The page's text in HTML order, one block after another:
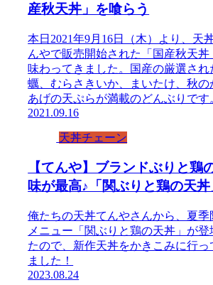
産秋天丼」を喰らう
本日2021年9月16日（木）より、天
んやで販売開始された「国産秋天丼
味わってきました。国産の厳選され
蠣、むらさきいか、まいたけ、秋の
あげの天ぷらが満載のどんぶりです
2021.09.16
天丼チェーン
【てんや】ブランドぶりと鶏
味が最高♪「関ぶりと鶏の天丼
俺たちの天丼てんやさんから、夏季
メニュー「関ぶりと鶏の天丼」が登
たので、新作天丼をかきこみに行っ
ました！
2023.08.24